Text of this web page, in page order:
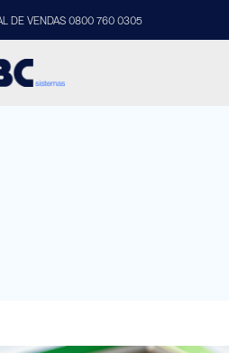
DE VENDAS 0800 760 0305